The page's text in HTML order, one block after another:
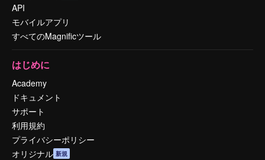
API
モバイルアプリ
すべてのMagnificツール
はじめに
Academy
ドキュメント
サポート
利用規約
プライバシーポリシー
オリジナル 新規